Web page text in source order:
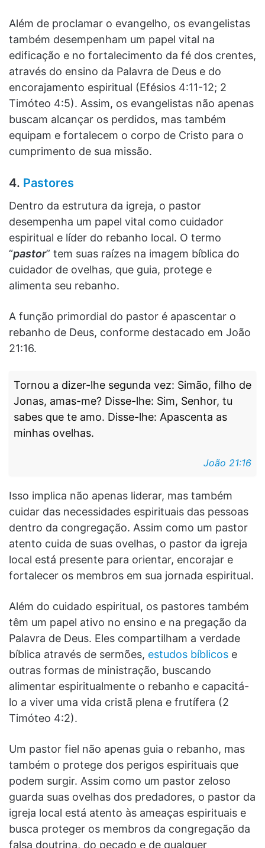
Além de proclamar o evangelho, os evangelistas
também desempenham um papel vital na
edificação e no fortalecimento da fé dos crentes,
através do ensino da Palavra de Deus e do
encorajamento espiritual (Efésios 4:11-12; 2
Timóteo 4:5). Assim, os evangelistas não apenas
buscam alcançar os perdidos, mas também
equipam e fortalecem o corpo de Cristo para o
cumprimento de sua missão.
4. Pastores
Dentro da estrutura da igreja, o pastor
desempenha um papel vital como cuidador
espiritual e líder do rebanho local. O termo
“pastor” tem suas raízes na imagem bíblica do
cuidador de ovelhas, que guia, protege e
alimenta seu rebanho.
A função primordial do pastor é apascentar o
rebanho de Deus, conforme destacado em João
21:16.
Tornou a dizer-lhe segunda vez: Simão, filho de
Jonas, amas-me? Disse-lhe: Sim, Senhor, tu
sabes que te amo. Disse-lhe: Apascenta as
minhas ovelhas.
João 21:16
Isso implica não apenas liderar, mas também
cuidar das necessidades espirituais das pessoas
dentro da congregação. Assim como um pastor
atento cuida de suas ovelhas, o pastor da igreja
local está presente para orientar, encorajar e
fortalecer os membros em sua jornada espiritual.
Além do cuidado espiritual, os pastores também
têm um papel ativo no ensino e na pregação da
Palavra de Deus. Eles compartilham a verdade
bíblica através de sermões, estudos bíblicos e
outras formas de ministração, buscando
alimentar espiritualmente o rebanho e capacitá-
lo a viver uma vida cristã plena e frutífera (2
Timóteo 4:2).
Um pastor fiel não apenas guia o rebanho, mas
também o protege dos perigos espirituais que
podem surgir. Assim como um pastor zeloso
guarda suas ovelhas dos predadores, o pastor da
igreja local está atento às ameaças espirituais e
busca proteger os membros da congregação da
falsa doutrina, do pecado e de qualquer